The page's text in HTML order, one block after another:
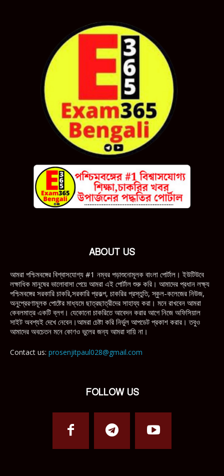
ABOUT US
আমরা পশ্চিমবঙ্গের বিশ্বাসযোগ্য #1 নম্বর পড়াশুনোমূলক বাংলা পোর্টাল। ইউটিউবে
লক্ষাধিক মানুষের ভালোবাসা পেয়ে আমরা এই পোর্টাল শুরু করি। আমাদের প্রধান লক্ষ্য
পশ্চিমবঙ্গের সরকারি চাকরি,সরকারি প্রকল্প, চাকরির প্রস্তুতি, স্কুল-কলেজের নিউজ,
অনুপ্রেরণামূলক পোষ্টের মাধ্যমে ছাত্রছাত্রীদের সাহায্য করা। মনে রাখবেন আমরা
কেবলমাত্র একটি ব্লগ। যেকোনো চাকরিতে আবেদন করার আগে নিজে অফিসিয়াল
সাইট অবশ্যই দেখে নেবেন।আমরা চেষ্টা করি নির্ভুল আপডেট প্রকাশ করার। তবুও
আমাদের অবচেতন মনে কোণও ভুলের জন্য আমরা দায়ি না।
Contact us: prosenjitpaul028@gmail.com
FOLLOW US